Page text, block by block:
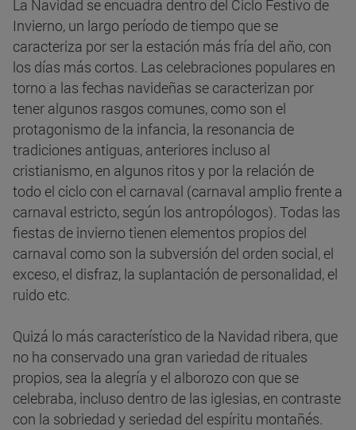
La Navidad se encuadra dentro del Ciclo Festivo de
Invierno, un largo período de tiempo que se
caracteriza por ser la estación más fría del año, con
los días más cortos. Las celebraciones populares en
torno a las fechas navideñas se caracterizan por
tener algunos rasgos comunes, como son el
protagonismo de la infancia, la resonancia de
tradiciones antiguas, anteriores incluso al
cristianismo, en algunos ritos y por la relación de
todo el ciclo con el carnaval (carnaval amplio frente a
carnaval estricto, según los antropólogos). Todas las
fiestas de invierno tienen elementos propios del
carnaval como son la subversión del orden social, el
exceso, el disfraz, la suplantación de personalidad, el
ruido etc.
Quizá lo más característico de la Navidad ribera, que
no ha conservado una gran variedad de rituales
propios, sea la alegría y el alborozo con que se
celebraba, incluso dentro de las iglesias, en contraste
con la sobriedad y seriedad del espíritu montañés.